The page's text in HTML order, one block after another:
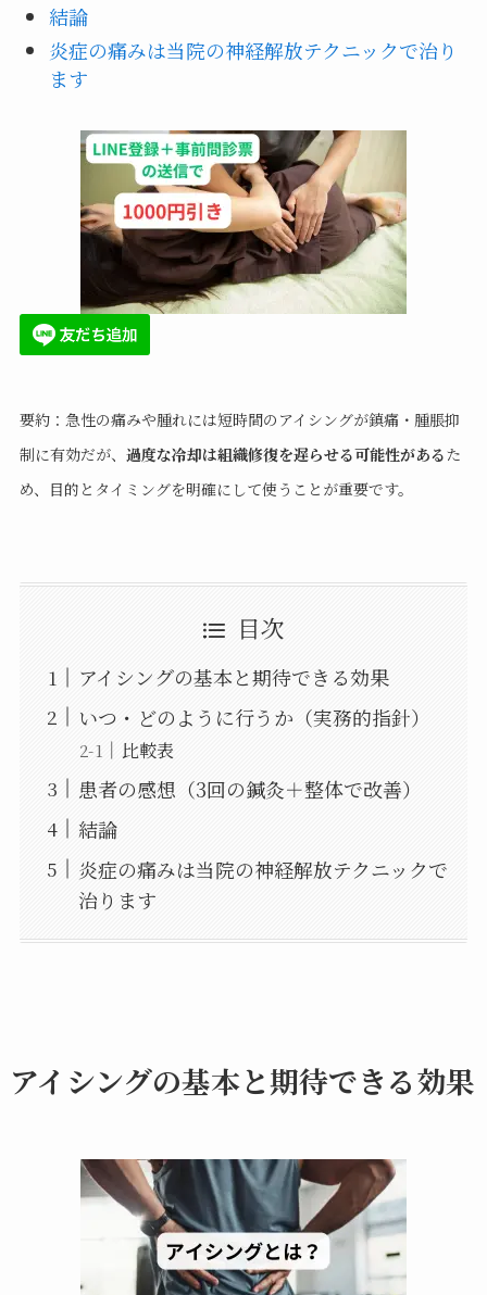
結論
炎症の痛みは当院の神経解放テクニックで治り
ます
要約：急性の痛みや腫れには短時間のアイシングが鎮痛・腫脹抑
制に有効だが、 過度な冷却は組織修復を遅らせる可能性があるた
め、目的とタイミングを明確にして使うことが重要です。
目次
アイシングの基本と期待できる効果
いつ・どのように行うか（実務的指針）
比較表
患者の感想（3回の鍼灸＋整体で改善）
結論
炎症の痛みは当院の神経解放テクニックで
治ります
アイシングの基本と期待できる効果